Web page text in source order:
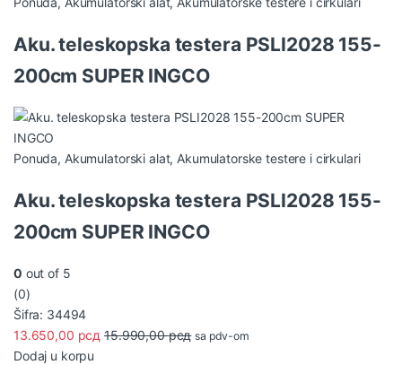
l
T
a
b
Aku. teleskopska testera PSLI2028 155-
200cm SUPER INGCO
Ponuda, Akumulatorski alat, Akumulatorske testere i cirkulari
Aku. teleskopska testera PSLI2028 155-
200cm SUPER INGCO
0 out of 5
(0)
Šifra: 34494
13.650,00 рсд 15.990,00рсд sa pdv-om
Dodaj u korpu